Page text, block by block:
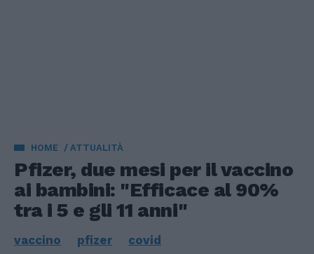
HOME ATTUALITÀ
Pfizer, due mesi per il vaccino
ai bambini: "Efficace al 90%
tra i 5 e gli 11 anni"
vaccino pfizer covid